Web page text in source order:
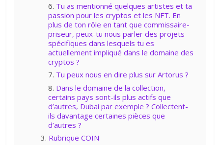
Tu as mentionné quelques artistes et ta
passion pour les cryptos et les NFT. En
plus de ton rôle en tant que commissaire-
priseur, peux-tu nous parler des projets
spécifiques dans lesquels tu es
actuellement impliqué dans le domaine des
cryptos ?
Tu peux nous en dire plus sur Artorus ?
Dans le domaine de la collection,
certains pays sont-ils plus actifs que
d’autres, Dubai par exemple ? Collectent-
ils davantage certaines pièces que
d’autres ?
Rubrique COIN